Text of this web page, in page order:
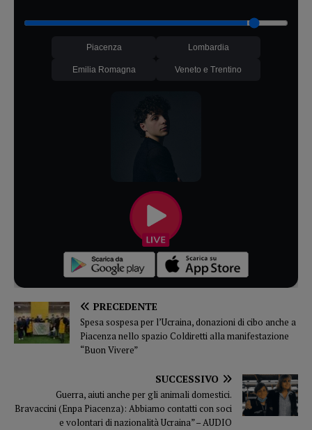
Piacenza Lombardia
Emilia Romagna Veneto e Trentino
PRECEDENTE
Spesa sospesa per l’Ucraina, donazioni di cibo anche a
Piacenza nello spazio Coldiretti alla manifestazione
“Buon Vivere”
SUCCESSIVO
Guerra, aiuti anche per gli animali domestici.
Bravaccini (Enpa Piacenza): Abbiamo contatti con soci
e volontari di nazionalità Ucraina” – AUDIO